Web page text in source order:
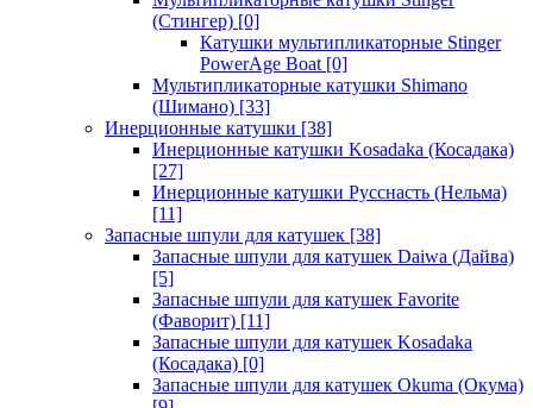
(Стингер) [0]
Катушки мультипликаторные Stinger
PowerAge Boat [0]
Мультипликаторные катушки Shimano
(Шимано) [33]
Инерционные катушки [38]
Инерционные катушки Kosadaka (Косадака)
[27]
Инерционные катушки Русснасть (Нельма)
[11]
Запасные шпули для катушек [38]
Запасные шпули для катушек Daiwa (Дайва)
[5]
Запасные шпули для катушек Favorite
(Фаворит) [11]
Запасные шпули для катушек Kosadaka
(Косадака) [0]
Запасные шпули для катушек Okuma (Окума)